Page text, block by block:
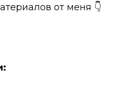
от меня 👇